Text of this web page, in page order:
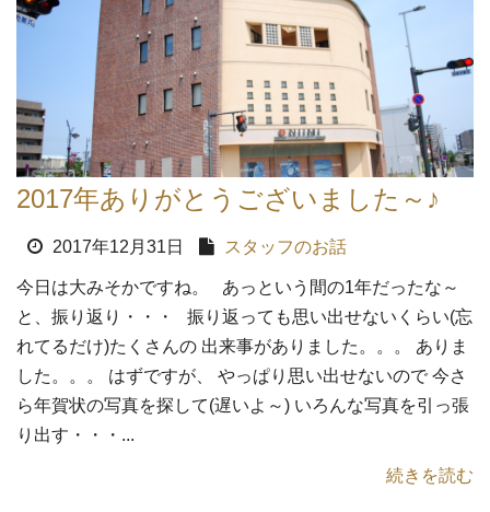
2017年ありがとうございました～♪
2017年12月31日 スタッフのお話
今日は大みそかですね。 あっという間の1年だったな～
と、振り返り・・・ 振り返っても思い出せないくらい(忘
れてるだけ)たくさんの 出来事がありました。。。 ありま
した。。。 はずですが、 やっぱり思い出せないので 今さ
ら年賀状の写真を探して(遅いよ～) いろんな写真を引っ張
り出す・・・...
続きを読む